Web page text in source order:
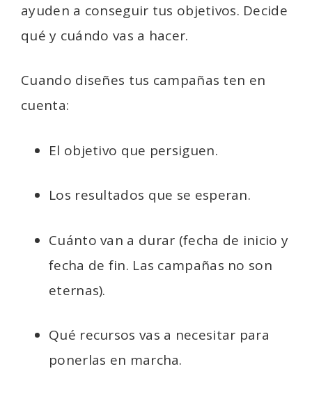
ayuden a conseguir tus objetivos. Decide
qué y cuándo vas a hacer.
Cuando diseñes tus campañas ten en
cuenta:
El objetivo que persiguen.
Los resultados que se esperan.
Cuánto van a durar (fecha de inicio y
fecha de fin. Las campañas no son
eternas).
Qué recursos vas a necesitar para
ponerlas en marcha.